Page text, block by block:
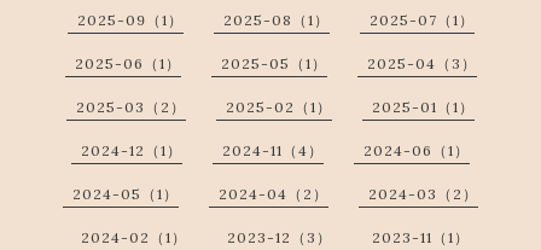
2025-09（1） 2025-08（1） 2025-07（1）
2025-06（1） 2025-05（1） 2025-04（3）
2025-03（2） 2025-02（1） 2025-01（1）
2024-12（1） 2024-11（4） 2024-06（1）
2024-05（1） 2024-04（2） 2024-03（2）
2024-02（1） 2023-12（3） 2023-11（1）